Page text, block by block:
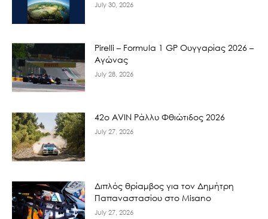
July 30, 2026
Pirelli – Formula 1 GP Ουγγαρίας 2026 –
Αγώνας
July 28, 2026
42ο AVIN Ράλλυ Φθιώτιδος 2026
July 27, 2026
Διπλός θρίαμβος για τον Δημήτρη
Παπαναστασίου στο Misano
July 27, 2026